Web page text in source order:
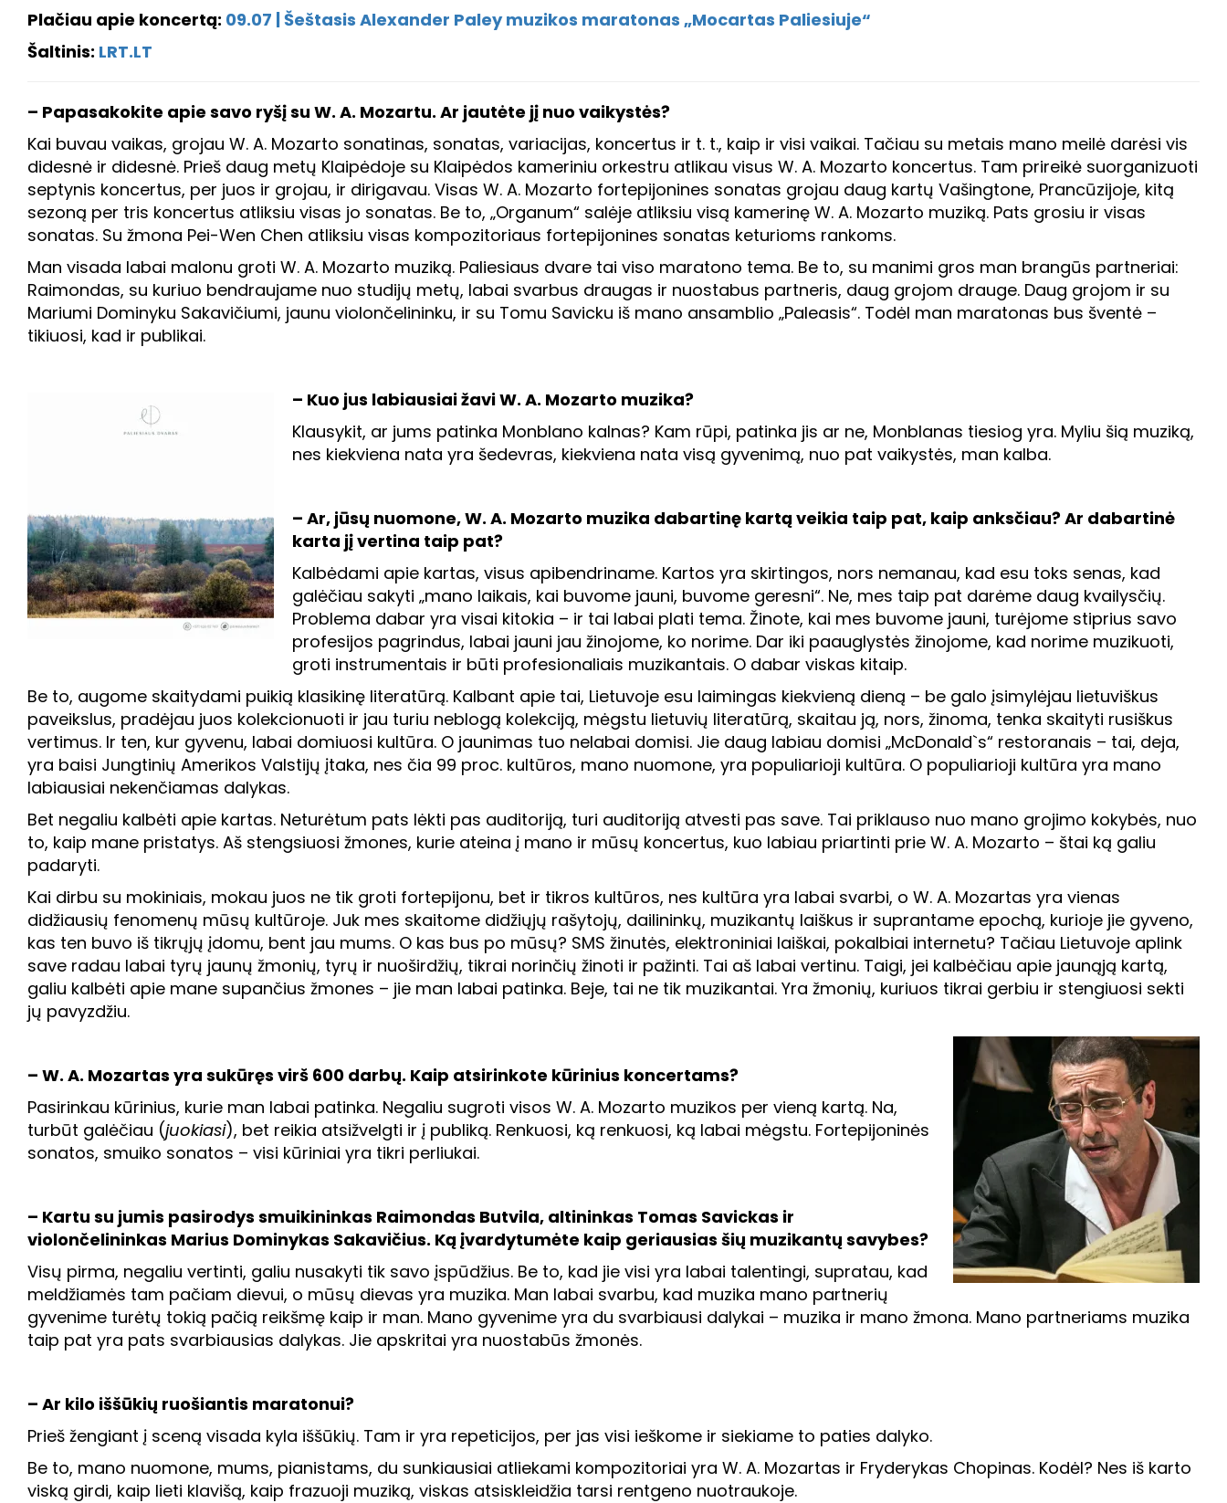
Plačiau apie koncertą: 09.07 | Šeštasis Alexander Paley muzikos maratonas „Mocartas Paliesiuje“
Šaltinis: LRT.LT
– Papasakokite apie savo ryšį su W. A. Mozartu. Ar jautėte jį nuo vaikystės?
Kai buvau vaikas, grojau W. A. Mozarto sonatinas, sonatas, variacijas, koncertus ir t. t., kaip ir visi vaikai. Tačiau su metais mano meilė darėsi vis
didesnė ir didesnė. Prieš daug metų Klaipėdoje su Klaipėdos kameriniu orkestru atlikau visus W. A. Mozarto koncertus. Tam prireikė suorganizuoti
septynis koncertus, per juos ir grojau, ir dirigavau. Visas W. A. Mozarto fortepijonines sonatas grojau daug kartų Vašingtone, Prancūzijoje, kitą
sezoną per tris koncertus atliksiu visas jo sonatas. Be to, „Organum“ salėje atliksiu visą kamerinę W. A. Mozarto muziką. Pats grosiu ir visas
sonatas. Su žmona Pei-Wen Chen atliksiu visas kompozitoriaus fortepijonines sonatas keturioms rankoms.
Man visada labai malonu groti W. A. Mozarto muziką. Paliesiaus dvare tai viso maratono tema. Be to, su manimi gros man brangūs partneriai:
Raimondas, su kuriuo bendraujame nuo studijų metų, labai svarbus draugas ir nuostabus partneris, daug grojom drauge. Daug grojom ir su
Mariumi Dominyku Sakavičiumi, jaunu violončelininku, ir su Tomu Savicku iš mano ansamblio „Paleasis“. Todėl man maratonas bus šventė –
tikiuosi, kad ir publikai.
– Kuo jus labiausiai žavi W. A. Mozarto muzika?
Klausykit, ar jums patinka Monblano kalnas? Kam rūpi, patinka jis ar ne, Monblanas tiesiog yra. Myliu šią muziką,
nes kiekviena nata yra šedevras, kiekviena nata visą gyvenimą, nuo pat vaikystės, man kalba.
– Ar, jūsų nuomone, W. A. Mozarto muzika dabartinę kartą veikia taip pat, kaip anksčiau? Ar dabartinė
karta jį vertina taip pat?
Kalbėdami apie kartas, visus apibendriname. Kartos yra skirtingos, nors nemanau, kad esu toks senas, kad
galėčiau sakyti „mano laikais, kai buvome jauni, buvome geresni“. Ne, mes taip pat darėme daug kvailysčių.
Problema dabar yra visai kitokia – ir tai labai plati tema. Žinote, kai mes buvome jauni, turėjome stiprius savo
profesijos pagrindus, labai jauni jau žinojome, ko norime. Dar iki paauglystės žinojome, kad norime muzikuoti,
groti instrumentais ir būti profesionaliais muzikantais. O dabar viskas kitaip.
Be to, augome skaitydami puikią klasikinę literatūrą. Kalbant apie tai, Lietuvoje esu laimingas kiekvieną dieną – be galo įsimylėjau lietuviškus
paveikslus, pradėjau juos kolekcionuoti ir jau turiu neblogą kolekciją, mėgstu lietuvių literatūrą, skaitau ją, nors, žinoma, tenka skaityti rusiškus
vertimus. Ir ten, kur gyvenu, labai domiuosi kultūra. O jaunimas tuo nelabai domisi. Jie daug labiau domisi „McDonald`s“ restoranais – tai, deja,
yra baisi Jungtinių Amerikos Valstijų įtaka, nes čia 99 proc. kultūros, mano nuomone, yra populiarioji kultūra. O populiarioji kultūra yra mano
labiausiai nekenčiamas dalykas.
Bet negaliu kalbėti apie kartas. Neturėtum pats lėkti pas auditoriją, turi auditoriją atvesti pas save. Tai priklauso nuo mano grojimo kokybės, nuo
to, kaip mane pristatys. Aš stengsiuosi žmones, kurie ateina į mano ir mūsų koncertus, kuo labiau priartinti prie W. A. Mozarto – štai ką galiu
padaryti.
Kai dirbu su mokiniais, mokau juos ne tik groti fortepijonu, bet ir tikros kultūros, nes kultūra yra labai svarbi, o W. A. Mozartas yra vienas
didžiausių fenomenų mūsų kultūroje. Juk mes skaitome didžiųjų rašytojų, dailininkų, muzikantų laiškus ir suprantame epochą, kurioje jie gyveno,
kas ten buvo iš tikrųjų įdomu, bent jau mums. O kas bus po mūsų? SMS žinutės, elektroniniai laiškai, pokalbiai internetu? Tačiau Lietuvoje aplink
save radau labai tyrų jaunų žmonių, tyrų ir nuoširdžių, tikrai norinčių žinoti ir pažinti. Tai aš labai vertinu. Taigi, jei kalbėčiau apie jaunąją kartą,
galiu kalbėti apie mane supančius žmones – jie man labai patinka. Beje, tai ne tik muzikantai. Yra žmonių, kuriuos tikrai gerbiu ir stengiuosi sekti
jų pavyzdžiu.
– W. A. Mozartas yra sukūręs virš 600 darbų. Kaip atsirinkote kūrinius koncertams?
Pasirinkau kūrinius, kurie man labai patinka. Negaliu sugroti visos W. A. Mozarto muzikos per vieną kartą. Na,
turbūt galėčiau (juokiasi), bet reikia atsižvelgti ir į publiką. Renkuosi, ką renkuosi, ką labai mėgstu. Fortepijoninės
sonatos, smuiko sonatos – visi kūriniai yra tikri perliukai.
– Kartu su jumis pasirodys smuikininkas Raimondas Butvila, altininkas Tomas Savickas ir
violončelininkas Marius Dominykas Sakavičius. Ką įvardytumėte kaip geriausias šių muzikantų savybes?
Visų pirma, negaliu vertinti, galiu nusakyti tik savo įspūdžius. Be to, kad jie visi yra labai talentingi, supratau, kad
meldžiamės tam pačiam dievui, o mūsų dievas yra muzika. Man labai svarbu, kad muzika mano partnerių
gyvenime turėtų tokią pačią reikšmę kaip ir man. Mano gyvenime yra du svarbiausi dalykai – muzika ir mano žmona. Mano partneriams muzika
taip pat yra pats svarbiausias dalykas. Jie apskritai yra nuostabūs žmonės.
– Ar kilo iššūkių ruošiantis maratonui?
Prieš žengiant į sceną visada kyla iššūkių. Tam ir yra repeticijos, per jas visi ieškome ir siekiame to paties dalyko.
Be to, mano nuomone, mums, pianistams, du sunkiausiai atliekami kompozitoriai yra W. A. Mozartas ir Fryderykas Chopinas. Kodėl? Nes iš karto
viską girdi, kaip lieti klavišą, kaip frazuoji muziką, viskas atsiskleidžia tarsi rentgeno nuotraukoje.